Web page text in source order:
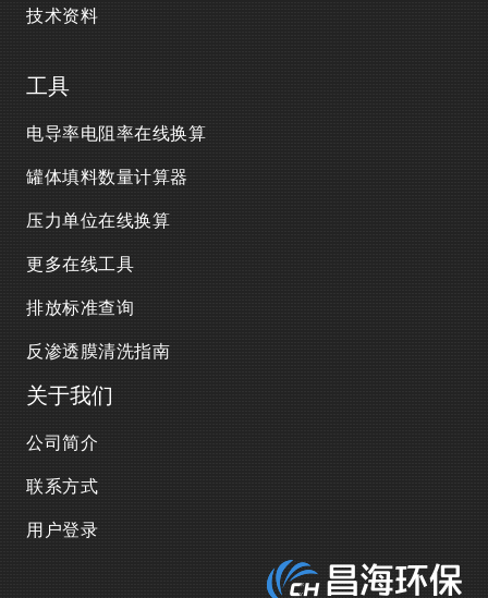
技术资料
工具
电导率电阻率在线换算
罐体填料数量计算器
压力单位在线换算
更多在线工具
排放标准查询
反渗透膜清洗指南
关于我们
公司简介
联系方式
用户登录